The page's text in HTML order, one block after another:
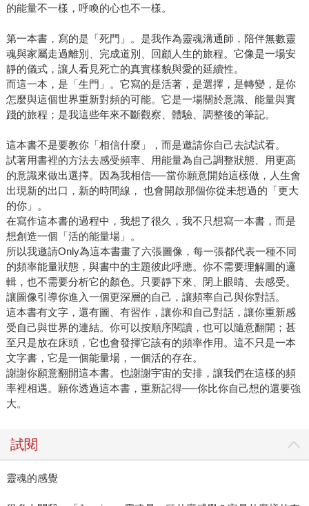
的能量不一樣，呼喚的心也不一樣。
第一本書，寫的是「死門」。是我作為靈魂溝通師，陪伴無數靈
魂與家屬走過離別、完成道別、回顧人生的旅程。它像是一場安
靜的儀式，讓人看見死亡的真實樣貌與愛的延續性。
而這一本，是「生門」。它寫的是活著，是選擇，是轉變，是你
怎麼與這個世界重新對頻的可能。它是一場關於意識、能量與實
踐的旅程；是我這些年來不斷觀察、體驗、調整後的筆記。
這本書不是要教你「相信什麼」，而是邀請你自己去試試看。
試著用書裡的方法去感受頻率、用能量為自己調整狀態、用更高
的意識來做出選擇。因為我相信──當你願意開始這樣做，人生會
出現新的出口，新的時間線， 也會開啟那個你從未想過的「更大
的你」。
在寫作這本書的過程中，我想了很久，我不只想寫一本書，而是
想創造一個「活的能量場」。
所以我邀請Only為這本書畫了六張圖像，每一張都代表一種不同
的頻率能量狀態，與書中的主題彼此呼應。你不需要理解圖的邏
輯，也不需要分析它的顏色。只要靜下來、閉上眼睛、去感受。
讓圖像引導你進入一個更深層的自己，讓頻率自己與你對話。
這本書有文字，還有圖、有習作，讓你和自己對話，讓你重新感
受自己與世界的連結。你可以按順序閱讀，也可以隨意翻開；甚
至只是放在床頭，它也會發揮它該有的頻率作用。這不只是一本
文字書，它是一個能量場，一個活的存在。
謝謝你願意翻開這本書。也謝謝宇宙的安排，讓我們在這樣的頻
率裡相遇。願你透過這本書，重新記得──你比你自己想的還要強
大。
試閱
靈魂的感覺